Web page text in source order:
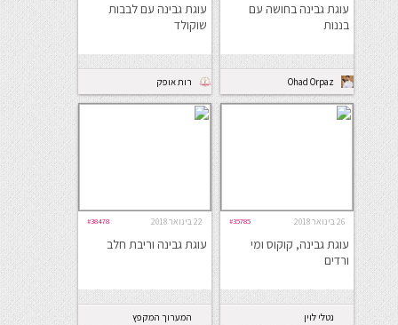
עוגת גבינה בחושה עם
בננות
Ohad Orpaz
עוגת גבינה עם לבבות
שוקולד
רות אופק
26 בינואר 2018 #35785
עוגת גבינה, קוקוס ומי
ורדים
נטלי לוין
22 בינואר 2018 #38478
עוגת גבינה וריבת חלב
המערוך המקפץ